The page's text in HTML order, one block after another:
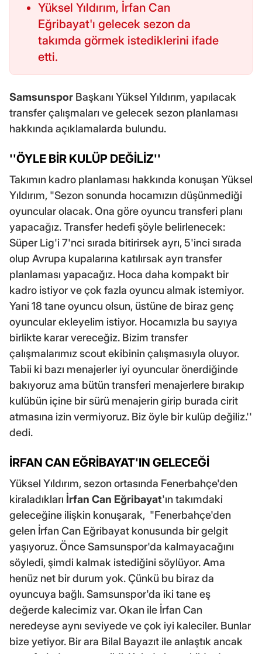
Yüksel Yıldırım, İrfan Can
Eğribayat'ı gelecek sezon da
takımda görmek istediklerini ifade
etti.
Samsunspor Başkanı Yüksel Yıldırım, yapılacak
transfer çalışmaları ve gelecek sezon planlaması
hakkında açıklamalarda bulundu.
''ÖYLE BİR KULÜP DEĞİLİZ''
Takımın kadro planlaması hakkında konuşan Yüksel
Yıldırım, "Sezon sonunda hocamızın düşünmediği
oyuncular olacak. Ona göre oyuncu transferi planı
yapacağız. Transfer hedefi şöyle belirlenecek:
Süper Lig'i 7'nci sırada bitirirsek ayrı, 5'inci sırada
olup Avrupa kupalarına katılırsak ayrı transfer
planlaması yapacağız. Hoca daha kompakt bir
kadro istiyor ve çok fazla oyuncu almak istemiyor.
Yani 18 tane oyuncu olsun, üstüne de biraz genç
oyuncular ekleyelim istiyor. Hocamızla bu sayıya
birlikte karar vereceğiz. Bizim transfer
çalışmalarımız scout ekibinin çalışmasıyla oluyor.
Tabii ki bazı menajerler iyi oyuncular önerdiğinde
bakıyoruz ama bütün transferi menajerlere bırakıp
kulübün içine bir sürü menajerin girip burada cirit
atmasına izin vermiyoruz. Biz öyle bir kulüp değiliz.''
dedi.
İRFAN CAN EĞRİBAYAT'IN GELECEĞİ
Yüksel Yıldırım, sezon ortasında Fenerbahçe'den
kiraladıkları İrfan Can Eğribayat'ın takımdaki
geleceğine ilişkin konuşarak, "Fenerbahçe'den
gelen İrfan Can Eğribayat konusunda bir gelgit
yaşıyoruz. Önce Samsunspor'da kalmayacağını
söyledi, şimdi kalmak istediğini söylüyor. Ama
henüz net bir durum yok. Çünkü bu biraz da
oyuncuya bağlı. Samsunspor'da iki tane eş
değerde kalecimiz var. Okan ile İrfan Can
neredeyse aynı seviyede ve çok iyi kaleciler. Bunlar
bize yetiyor. Bir ara Bilal Bayazıt ile anlaştık ancak